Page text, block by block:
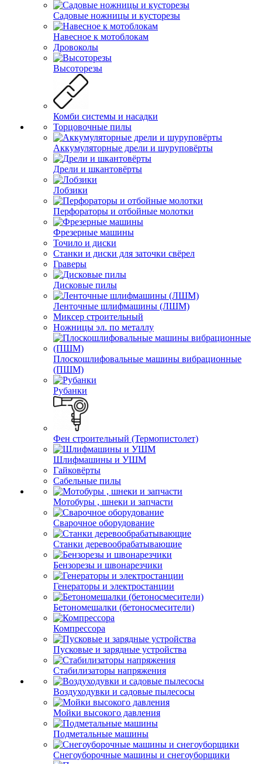
Садовые ножницы и кусторезы
Навесное к мотоблокам
Дровоколы
Высоторезы
Комби системы и насадки
Торцовочные пилы
Аккумуляторные дрели и шуруповёрты
Дрели и шкантовёрты
Лобзики
Перфораторы и отбойные молотки
Фрезерные машины
Точило и диски
Станки и диски для заточки свёрел
Граверы
Дисковые пилы
Ленточные шлифмашины (ЛШМ)
Миксер строительный
Ножницы эл. по металлу
Плоскошлифовальные машины вибрационные
(ПШМ)
Рубанки
Фен строительный (Термопистолет)
Шлифмашины и УШМ
Гайковёрты
Сабельные пилы
Мотобуры , шнеки и запчасти
Сварочное оборудование
Станки деревообрабатывающие
Бензорезы и швонарезчики
Генераторы и электростанции
Бетономешалки (бетоносмесители)
Компрессора
Пусковые и зарядные устройства
Стабилизаторы напряжения
Воздуходувки и садовые пылесосы
Мойки высокого давления
Подметальные машины
Снегоуборочные машины и снегоуборщики